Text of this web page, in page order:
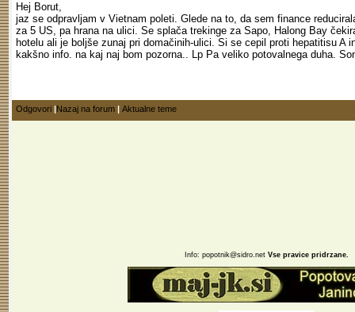
Hej Borut,
jaz se odpravljam v Vietnam poleti. Glede na to, da sem finance
za 5 US, pa hrana na ulici. Se splača trekinge za Sapo, Halong Bay
hotelu ali je boljše zunaj pri domačinih-ulici. Si se cepil proti hepatitisu A
kakšno info. na kaj naj bom pozorna.. Lp Pa veliko potovalnega duha.
Odgovori |Nazaj na forum | Aktualne teme
Info: popotnik@sidro.net Vse pravice pridrzane.